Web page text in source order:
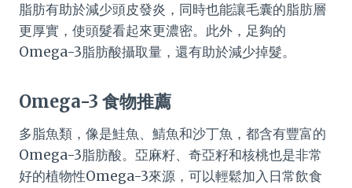
脂肪有助於減少頭皮發炎，同時也能讓毛囊的脂肪層
更厚實，使頭髮看起來更濃密。此外，足夠的
Omega-3脂肪酸攝取量，還有助於減少掉髮。
Omega-3 食物推薦
多脂魚類，像是鮭魚、鯖魚和沙丁魚，都含有豐富的
Omega-3脂肪酸。亞麻籽、奇亞籽和核桃也是非常
好的植物性Omega-3來源，可以輕鬆加入日常飲食